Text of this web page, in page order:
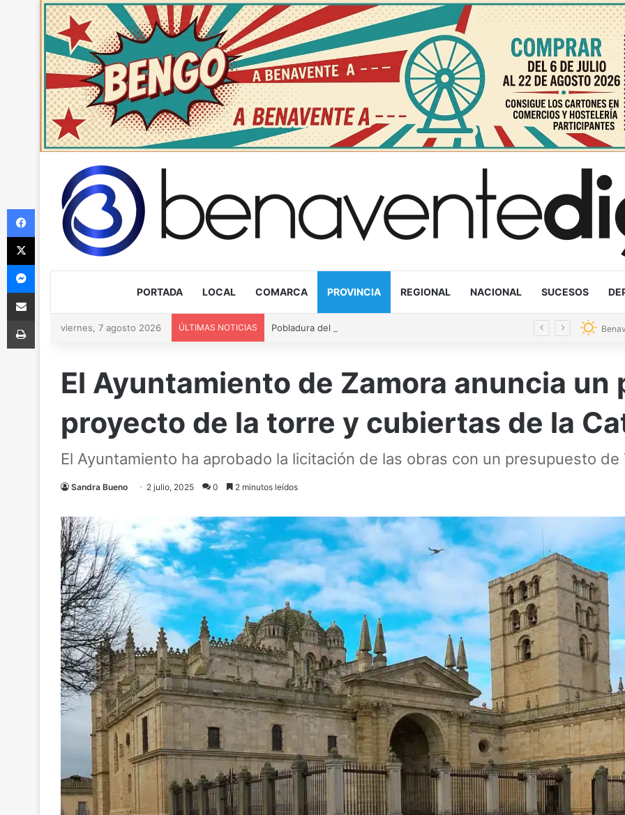
PORTADA LOCAL COMARCA PROVINCIA REGIONAL NACIONAL SUCESOS
viernes, 7 agosto 2026 ÚLTIMAS NOTICIAS
El Ayuntamiento de Zamora anuncia un
proyecto de la torre y cubiertas de la
El Ayuntamiento ha aprobado la licitación de las obras con un presupuesto de
Sandra Bueno 2 julio, 2025 0 2 minutos leídos
Facebook
X
Messenger
Compartir via Email